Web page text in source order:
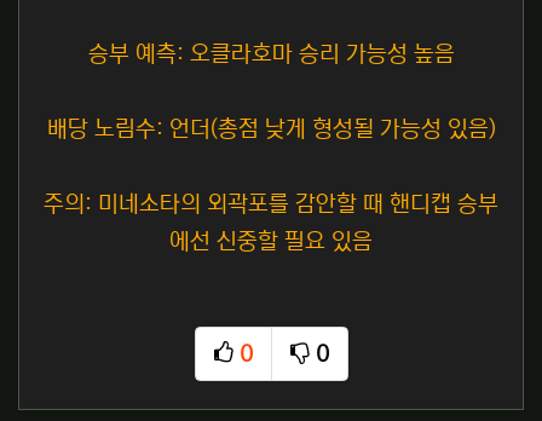
승부 예측: 오클라호마 승리 가능성 높음
배당 노림수: 언더(총점 낮게 형성될 가능성 있음)
주의: 미네소타의 외곽포를 감안할 때 핸디캡 승부
에선 신중할 필요 있음
0
추천
0
비추천